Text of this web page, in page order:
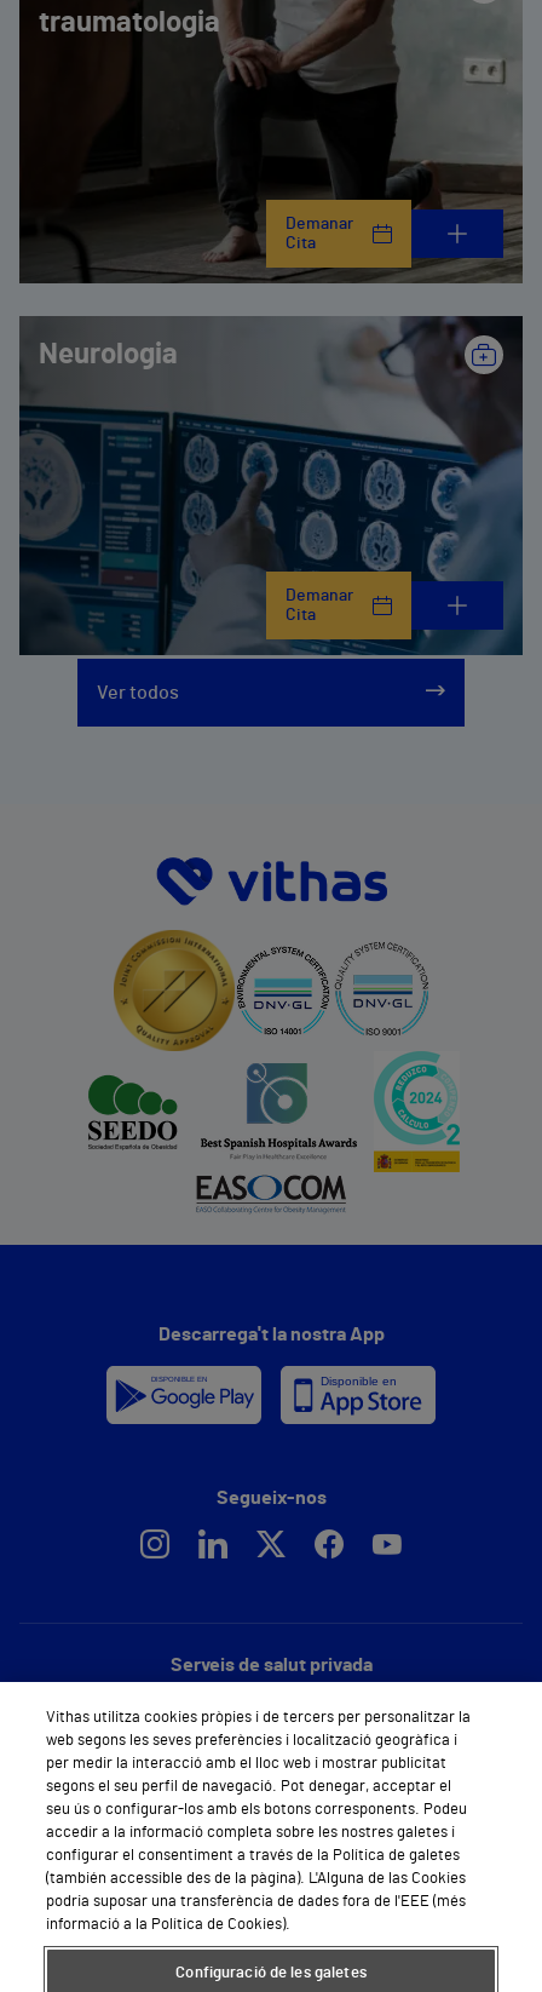
traumatologia
Demanar
Cita
Neurologia
Demanar
Cita
Ver todos
Serveis de salut privada
Especialitats
Àrea privada
Empreses
Descarrega't la nostra App
Segueix-nos
Vithas utilitza cookies pròpies i de tercers per personalitzar la
web segons les seves preferències i localització geogràfica i
per medir la interacció amb el lloc web i mostrar publicitat
segons el seu perfil de navegació. Pot denegar, acceptar el
seu ús o configurar-los amb els botons corresponents. Podeu
accedir a la informació completa sobre les nostres galetes i
configurar el consentiment a través de la Política de galetes
(también accessible des de la pàgina). L'Alguna de las Cookies
podria suposar una transferència de dades fora de l'EEE (més
informació a la Política de Cookies).
Configuració de les galetes